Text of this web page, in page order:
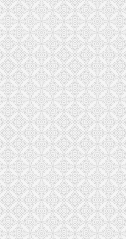
volgende ›
laatste »